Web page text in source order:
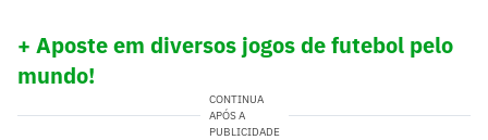
+ Aposte em diversos jogos de futebol pelo
mundo!
CONTINUA
APÓS A
PUBLICIDADE